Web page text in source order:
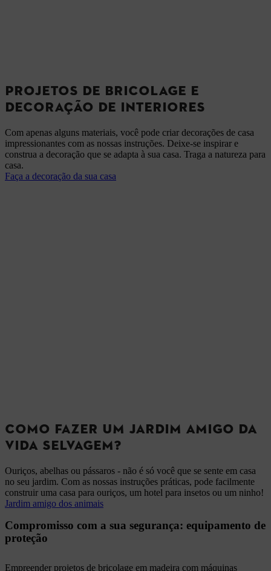
PROJETOS DE BRICOLAGE E
DECORAÇÃO DE INTERIORES
Com apenas alguns materiais, você pode criar decorações de casa
impressionantes com as nossas instruções. Deixe-se inspirar e
construa a decoração que se adapta à sua casa. Traga a natureza para
casa.
Faça a decoração da sua casa
COMO FAZER UM JARDIM AMIGO DA
VIDA SELVAGEM?
Ouriços, abelhas ou pássaros - não é só você que se sente em casa
no seu jardim. Com as nossas instruções práticas, pode facilmente
construir uma casa para ouriços, um hotel para insetos ou um ninho!
Jardim amigo dos animais
Compromisso com a sua segurança: equipamento de
proteção
Empreender projetos de bricolage em madeira com máquinas